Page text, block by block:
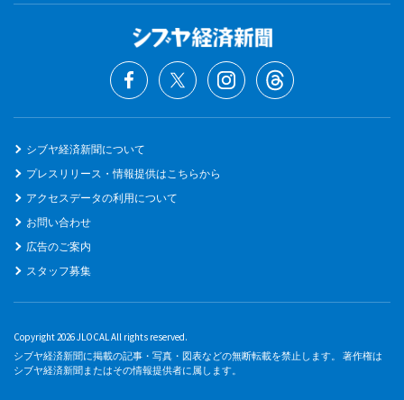
シブヤ経済新聞について
プレスリリース・情報提供はこちらから
アクセスデータの利用について
お問い合わせ
広告のご案内
スタッフ募集
Copyright 2026 JLOCAL All rights reserved.
シブヤ経済新聞に掲載の記事・写真・図表などの無断転載を禁止します。 著作権は
シブヤ経済新聞またはその情報提供者に属します。